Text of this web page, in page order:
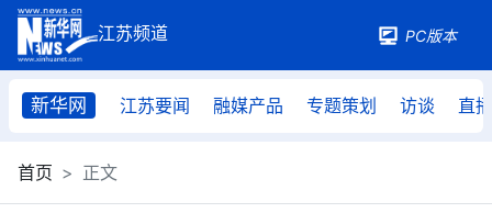
PC版本
新华网 江苏要闻 融媒产品 专题策划 访谈 直播
首页 正文